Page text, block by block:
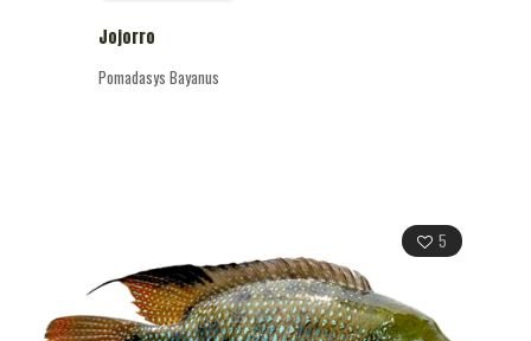
Jojorro
Pomadasys Bayanus
5